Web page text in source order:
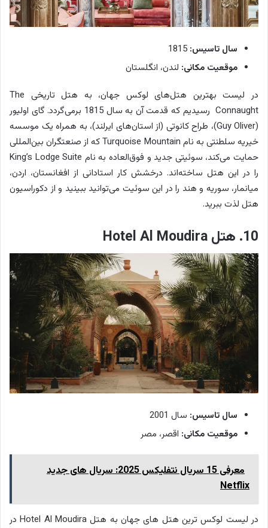
سال تاسیس:
موقعیت مکانی: لندن، انگلستان
در لیست بهترین هتل‌‌های لوکس جهان، به هتل تاریخی The
Connaught رسیدیم که قدمت آن به سال 1815 برمی‌گردد. گای اولیور
(Guy Oliver)، طراح کانوتی (از استان‌های ایرلند)، به همراه یک موسسه
خیریه سلطنتی به نام Turquoise Mountain که از صنعتگران بین‌المللی
حمایت می‌کند، سوئیتی جدید و فوق‌العاده به نام King’s Lodge Suite
را در این هتل ساخته‌اند. درخشش کار استادانی از افغانستان، اردن،
میانمار، سوریه و هند را در این سوئیت می‌توانید ببینید و از دکوراسیون
هتل لذت ببرید.
10. هتل Hotel Al Moudira
سال تاسیس: سال 2001
موقعیت مکانی: اقصر، مصر
معرفی 15 سریال نتفلیکس 2025: سریال های جدید
Netflix
در لیست لوکس ترین هتل های جهان به هتل Hotel Al Moudira در